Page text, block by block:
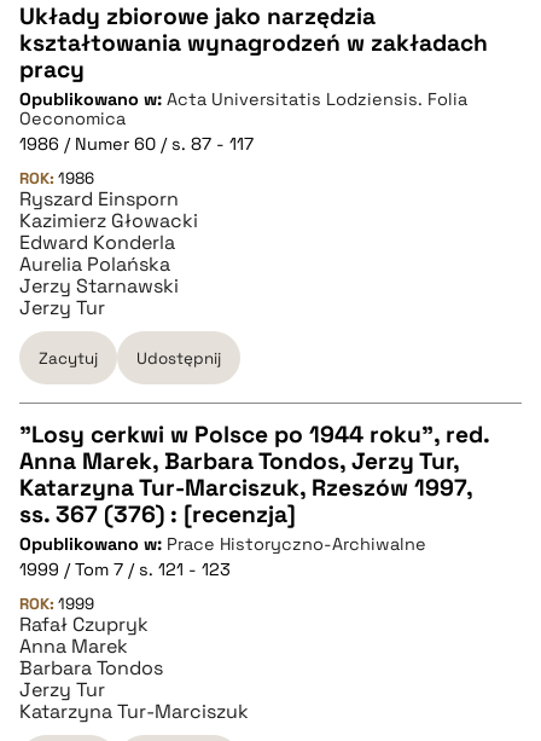
CZYSTY TEKST
pobierz cytat
BIBTEX
pobierz cytat
Układy zbiorowe jako narzędzia
kształtowania wynagrodzeń w zakładach
pracy
Opublikowano w: Acta Universitatis Lodziensis. Folia
Oeconomica
1986 / Numer 60 / s. 87 - 117
ROK: 1986
Ryszard Einsporn
Kazimierz Głowacki
Edward Konderla
Aurelia Polańska
Jerzy Starnawski
Jerzy Tur
Zacytuj Udostępnij
CZYSTY TEKST
pobierz cytat
BIBTEX
pobierz cytat
"Losy cerkwi w Polsce po 1944 roku", red.
Anna Marek, Barbara Tondos, Jerzy Tur,
Katarzyna Tur-Marciszuk, Rzeszów 1997,
ss. 367 (376) : [recenzja]
Opublikowano w: Prace Historyczno-Archiwalne
1999 / Tom 7 / s. 121 - 123
ROK: 1999
Rafał Czupryk
Anna Marek
Barbara Tondos
Jerzy Tur
Katarzyna Tur-Marciszuk